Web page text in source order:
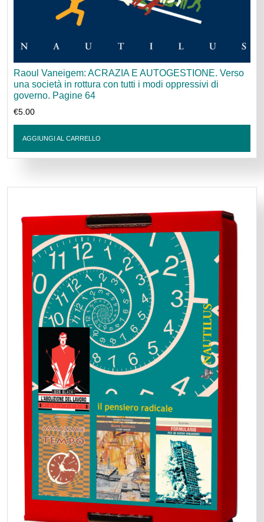
Raoul Vaneigem: ACRAZIA E AUTOGESTIONE. Verso
una società in rottura con tutti i modi oppressivi di
governo. Pagine 64
€5.00
AGGIUNGI AL CARRELLO